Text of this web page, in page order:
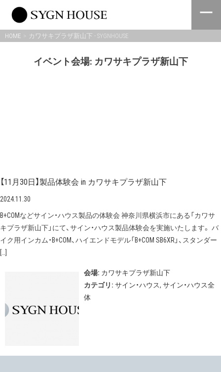
content
HOME カワサキプラザ新山下 - SYGNHOUSE
イベント会場: カワサキプラザ新山下
【11月30日】製品体験会 in カワサキプラザ新山下
2024.11.30
B+COMなどサイン・ハウス製品の体験会 神奈川県横浜市にある「カワサ
キプラザ新山下」にて、サイン・ハウス製品体験会を実施いたします。 バ
イク用インカム・B+COM、ハイエンドモデル「B+COM SB6XR」、スタンダー
[…]
会場: カワサキプラザ新山下
カテゴリ: サイン・ハウス, サイン・ハウス全
体